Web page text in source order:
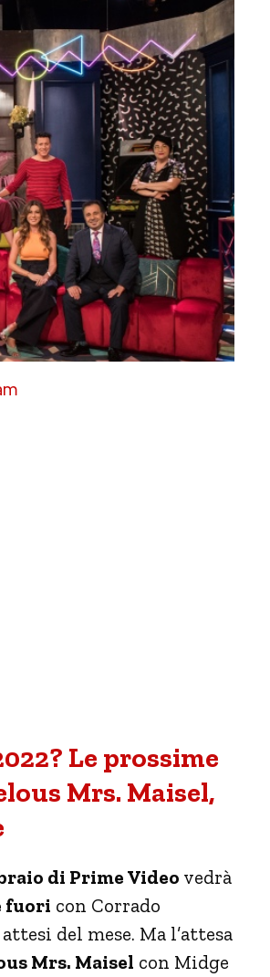
Le prossime
Mrs. Maisel,
di Prime Video vedrà
fuori con Corrado
del mese. Ma l’attesa
Mrs. Maisel con Midge